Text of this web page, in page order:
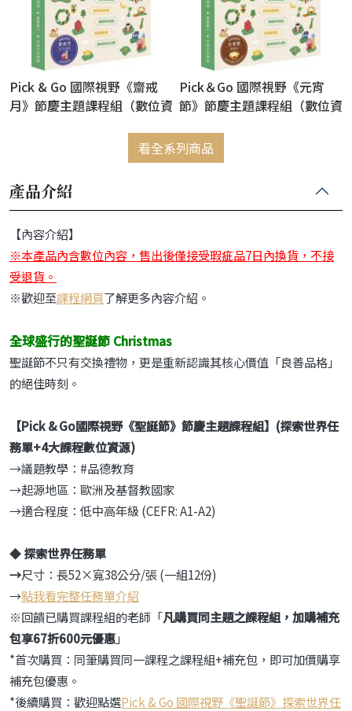
Pick & Go 國際視野《齋戒
月》節慶主題課程組（數位資
(含數位資源，售出恕不退換)
Pick＆Go 國際視野《元宵
節》節慶主題課程組（數位資
(含數位資源，售出恕不退換)
看全系列商品
產品介紹
【內容介紹】
※本產品內含數位內容，售出後僅接受瑕疵品7日內換貨，不接
受退貨。
※歡迎至課程網頁了解更多內容介紹。
全球盛行的聖誕節 Christmas
聖誕節不只有交換禮物，更是重新認識其核心價值「良善品格」
的絕佳時刻。
【Pick & Go國際視野《聖誕節》節慶主題課程組】(探索世界任
務單+4大課程數位資源)
→議題教學：#品德教育
→起源地區：歐洲及基督教國家
→適合程度：低中高年級 (CEFR: A1-A2)
◆探索世界任務單
→尺寸：長52×寬38公分/張 (一組12份)
→點我看完整任務單介紹
※回饋已購買課程組的老師「凡購買同主題之課程組，加購補充
包享67折600元優惠」
*首次購買：同筆購買同一課程之課程組+補充包，即可加價購享
補充包優惠。
*後續購買：歡迎點選Pick & Go 國際視野《聖誕節》探索世界任